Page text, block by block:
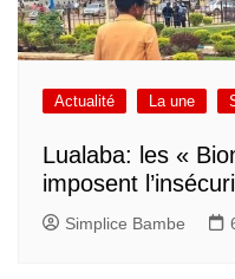
Actualité La une
Lualaba: les «
imposent
Simplice Bambe